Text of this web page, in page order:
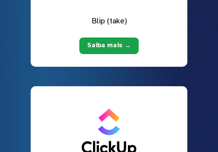
Blip (take)
Saiba mais →